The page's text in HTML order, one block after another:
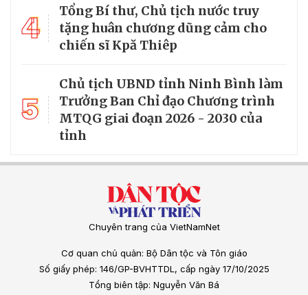
4
Tổng Bí thư, Chủ tịch nước truy
tặng huân chương dũng cảm cho
chiến sĩ Kpă Thiêp
5
Chủ tịch UBND tỉnh Ninh Bình làm
Trưởng Ban Chỉ đạo Chương trình
MTQG giai đoạn 2026 - 2030 của
tỉnh
Chuyên trang của VietNamNet
Cơ quan chủ quản: Bộ Dân tộc và Tôn giáo
Số giấy phép: 146/GP-BVHTTDL, cấp ngày 17/10/2025
Tổng biên tập: Nguyễn Văn Bá